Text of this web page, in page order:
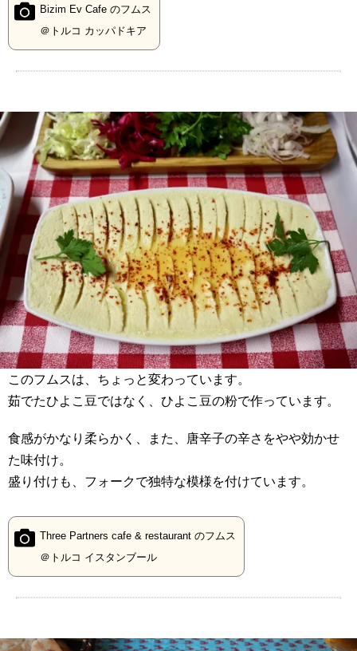
Bizim Ev Cafe のフムス
＠トルコ カッパドキア
このフムスは、ちょっと変わっています。
茹でたひよこ豆ではなく、ひよこ豆の粉で作っています。
食感がかなり柔らかく、また、唐辛子の辛さをやや効かせ
た味付け。
盛り付けも、フォークで独特な模様を付けています。
Three Partners cafe & restaurant のフムス
＠トルコ イスタンブール